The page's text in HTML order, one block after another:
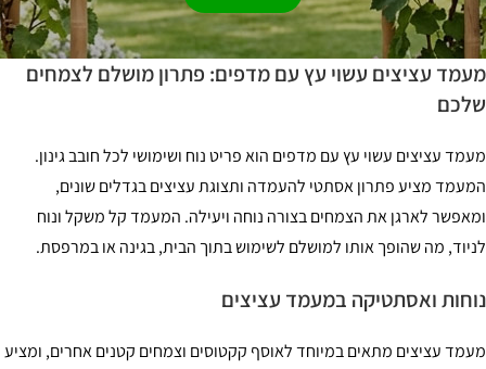
עציצים עשוי עץ עם מדפים: פתרון מושלם לצמחים
עציצים עשוי עץ עם מדפים הוא פריט נוח ושימושי לכל חובב גינון.
מציע פתרון אסתטי להעמדה ותצוגת עציצים בגדלים שונים,
לארגן את הצמחים בצורה נוחה ויעילה. המעמד קל משקל ונוח
מה שהופך אותו למושלם לשימוש בתוך הבית, בגינה או במרפסת.
ואסתטיקה במעמד עציצים
עציצים מתאים במיוחד לאוסף קקטוסים וצמחים קטנים אחרים, ומציע